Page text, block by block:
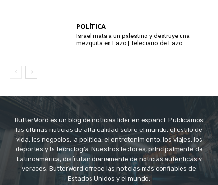
POLÍTICA
Israel mata a un palestino y destruye una
mezquita en Lazo | Telediario de Lazo
ButterWord es un blog de noticias líder en español. Publicamos
las últimas noticias de alta calidad sobre el mundo, el estilo de
vida, los negocios, la política, el entretenimiento, los viajes, los
deportes y la tecnología. Nuestros lectores, principalmente de
Latinoamérica, disfrutan diariamente de noticias auténticas y
veraces. ButterWord ofrece las noticias más confiables de
Estados Unidos y el mundo.